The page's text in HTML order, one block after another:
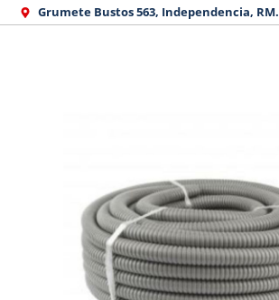
Grumete Bustos 563, Independencia, RM.